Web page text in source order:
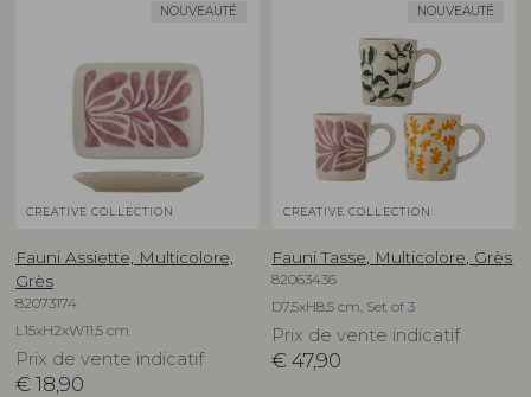
NOUVEAUTÉ
CREATIVE COLLECTION
Fauni Assiette, Multicolore,
Grès
82073174
L15xH2xW11,5 cm
Prix de vente indicatif
€ 18,90
NOUVEAUTÉ
CREATIVE COLLECTION
Fauni Tasse, Multicolore, Grès
82063436
D7,5xH8,5 cm, Set of 3
Prix de vente indicatif
€ 47,90